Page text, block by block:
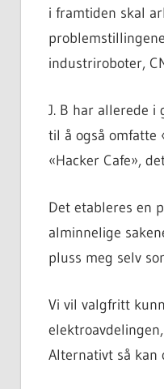
i framtiden skal
industriroboter,
J. B har allerede
til å også omfatte
«Hacker Cafe»,
Det etableres en
alminnelige
pluss meg selv
Vi vil valgfritt
Alternativt så kan